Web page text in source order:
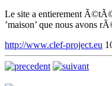
Le site a entierement
’maison’ que nous avons
http://www.clef-project.eu